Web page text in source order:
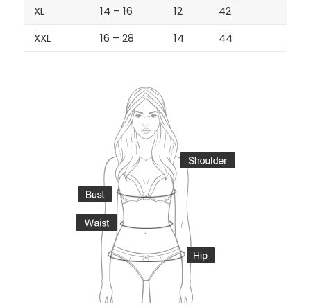
XL
14 – 16 12
42
XXL
16 – 28 14 44